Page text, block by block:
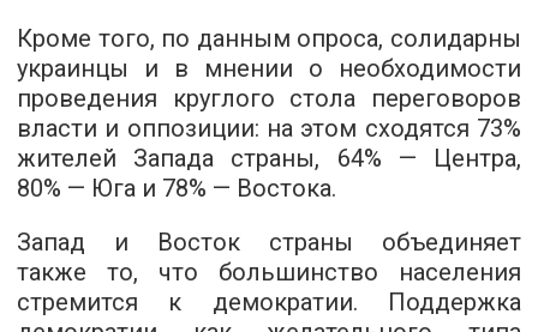
Кроме того, по данным опроса, солидарны
украинцы и в мнении о необходимости
проведения круглого стола переговоров
власти и оппозиции: на этом сходятся 73%
жителей Запада страны, 64% — Центра,
80% — Юга и 78% — Востока.
Запад и Восток страны объединяет
также то, что большинство населения
стремится к демократии. Поддержка